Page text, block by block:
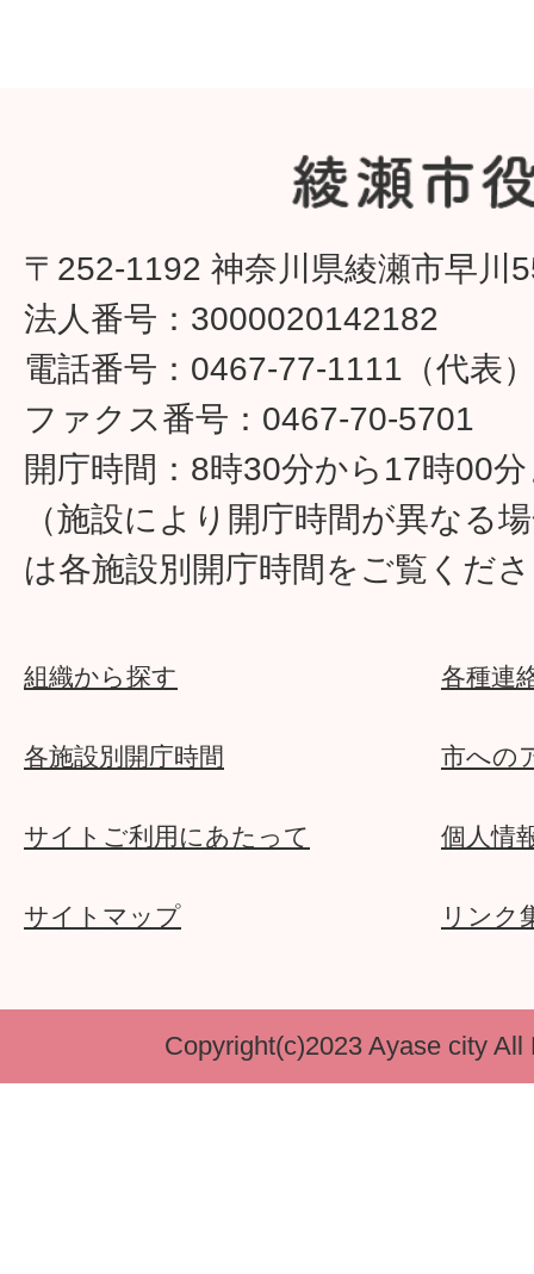
〒252-1192 神奈川県綾瀬市早川
法人番号：3000020142182
電話番号：0467-77-1111（代表
ファクス番号：0467-70-5701
開庁時間：8時30分から17時00
（施設により開庁時間が異なる
は各施設別開庁時間をご覧くだ
組織から探す 各種連
各施設別開庁時間 市への
サイトご利用にあたって 個人情
サイトマップ リンク
Copyright(c)2023 Ayase city